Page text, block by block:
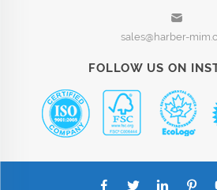
sales@harber-
FOLLOW US ON